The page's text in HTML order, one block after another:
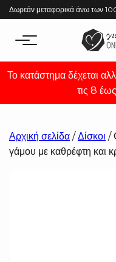
Μετάβαση
στο
περιεχόμενο
Δωρεάν μεταφορικά άνω των
Το κατάστημα δέχεται
τις 8
Αρχική σελίδα /Δίσκοι /
γάμου με καθρέφτη και